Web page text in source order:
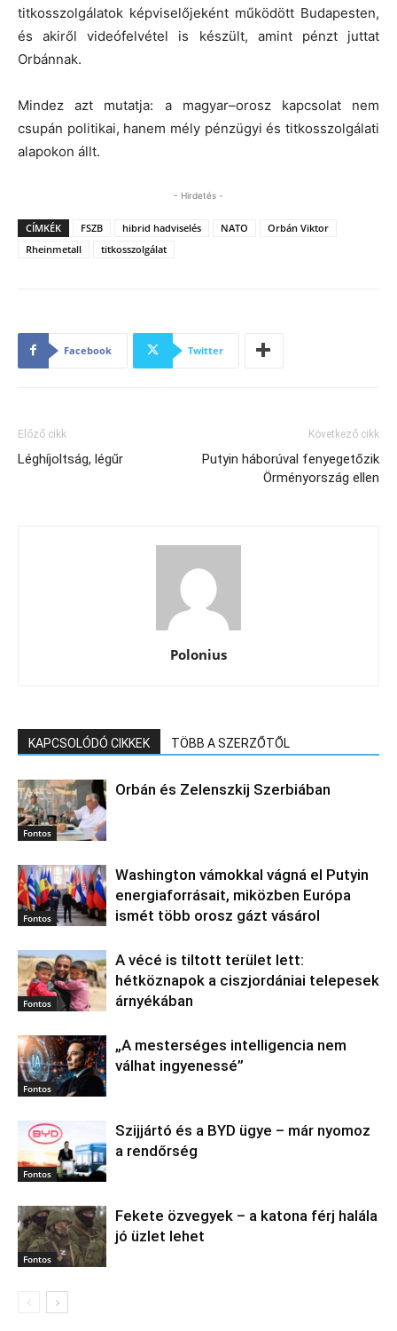
titkosszolgálatok képviselőjeként működött Budapesten,
és akiről videófelvétel is készült, amint pénzt juttat
Orbánnak.
Mindez azt mutatja: a magyar–orosz kapcsolat nem
csupán politikai, hanem mély pénzügyi és titkosszolgálati
alapokon állt.
- Hirdetés -
CÍMKÉK FSZB hibrid hadviselés NATO
Orbán Viktor
Rheinmetall
titkosszolgálat
Facebook Twitter
Előző cikk
Léghíjoltság, légűr
Következő cikk
Putyin háborúval fenyegetőzik
Örményország ellen
Polonius
KAPCSOLÓDÓ CIKKEK TÖBB A SZERZŐTŐL
Fontos
Orbán és Zelenszkij Szerbiában
Fontos
Washington vámokkal vágná el Putyin
energiaforrásait, miközben Európa
ismét több orosz gázt vásárol
Fontos
A vécé is tiltott terület lett:
hétköznapok a ciszjordániai telepesek
árnyékában
Fontos
„A mesterséges intelligencia nem
válhat ingyenessé”
Fontos
Szijjártó és a BYD ügye – már nyomoz
a rendőrség
Fontos
Fekete özvegyek – a katona férj halála
jó üzlet lehet